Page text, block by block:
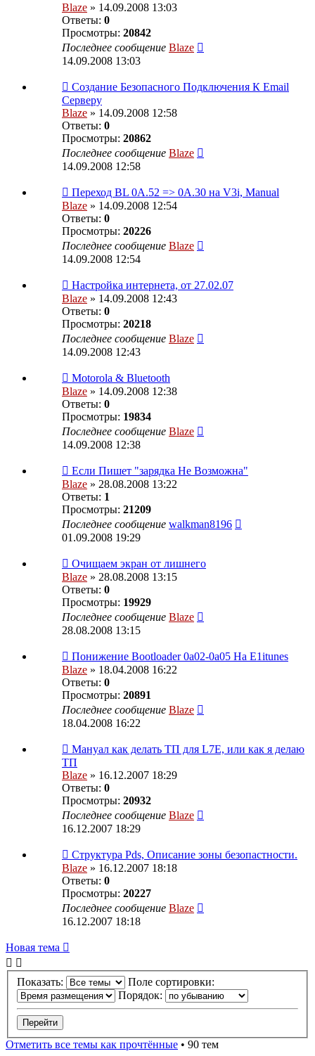
Blaze » 14.09.2008 13:03
Ответы: 0
Просмотры: 20842
Последнее сообщение Blaze
14.09.2008 13:03
Создание Безопасного Подключения К Email
Серверу
Blaze » 14.09.2008 12:58
Ответы: 0
Просмотры: 20862
Последнее сообщение Blaze
14.09.2008 12:58
Переход BL 0A.52 => 0A.30 на V3i, Manual
Blaze » 14.09.2008 12:54
Ответы: 0
Просмотры: 20226
Последнее сообщение Blaze
14.09.2008 12:54
Настройка интернета, от 27.02.07
Blaze » 14.09.2008 12:43
Ответы: 0
Просмотры: 20218
Последнее сообщение Blaze
14.09.2008 12:43
Motorola & Bluetooth
Blaze » 14.09.2008 12:38
Ответы: 0
Просмотры: 19834
Последнее сообщение Blaze
14.09.2008 12:38
Если Пишет "зарядка Не Возможна"
Blaze » 28.08.2008 13:22
Ответы: 1
Просмотры: 21209
Последнее сообщение walkman8196
01.09.2008 19:29
Очищаем экран от лишнего
Blaze » 28.08.2008 13:15
Ответы: 0
Просмотры: 19929
Последнее сообщение Blaze
28.08.2008 13:15
Понижение Bootloader 0a02-0a05 На Е1itunes
Blaze » 18.04.2008 16:22
Ответы: 0
Просмотры: 20891
Последнее сообщение Blaze
18.04.2008 16:22
Мануал как делать ТП для L7E, или как я делаю
ТП
Blaze » 16.12.2007 18:29
Ответы: 0
Просмотры: 20932
Последнее сообщение Blaze
16.12.2007 18:29
Структура Pds, Описание зоны безопастности.
Blaze » 16.12.2007 18:18
Ответы: 0
Просмотры: 20227
Последнее сообщение Blaze
16.12.2007 18:18
Новая тема
Показать:
Поле сортировки:
Порядок:
Отметить все темы как прочтённые • 90 тем